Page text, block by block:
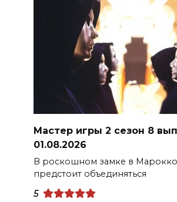
Мастер игры 2 сезон 8
01.08.2026
В роскошном замке в
предстоит объединяться
5